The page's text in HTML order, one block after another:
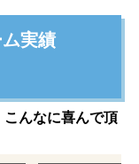
実績
んなに喜んで頂